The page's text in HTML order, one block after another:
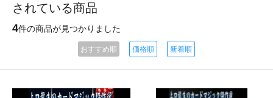
されている商品
4件の商品が見つかりました
おすすめ順 価格順 新着順